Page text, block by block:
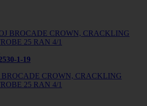
1-19
BROCADE CROWN, CRACKLING
25 RAN 4/1